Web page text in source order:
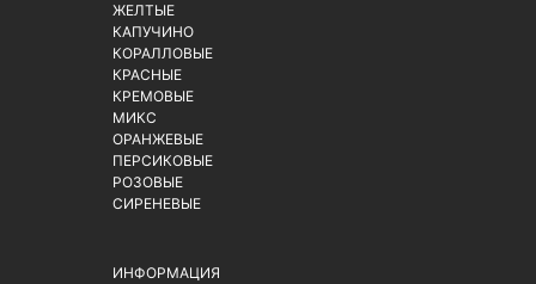
ЖЕЛТЫЕ
КАПУЧИНО
КОРАЛЛОВЫЕ
КРАСНЫЕ
КРЕМОВЫЕ
МИКС
ОРАНЖЕВЫЕ
ПЕРСИКОВЫЕ
РОЗОВЫЕ
СИРЕНЕВЫЕ
ИНФОРМАЦИЯ